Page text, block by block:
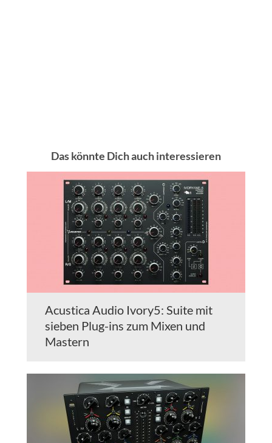
Das könnte Dich auch interessieren
Acustica Audio Ivory5: Suite mit
sieben Plug-ins zum Mixen und
Mastern